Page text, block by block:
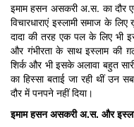
इमाम हसन असकरी अ.स. का दौर
विचारधाराएं इस्लामी समाज के
दादा की तरह एक पल के लिए भी
और गंभीरता के साथ इस्लाम की
शिर्क और भी इसके अलावा बहुत
का हिस्सा बताई जा रही थीं उन
दौर में पनपने नहीं दिया।
इमाम हसन असकरी अ.स. और